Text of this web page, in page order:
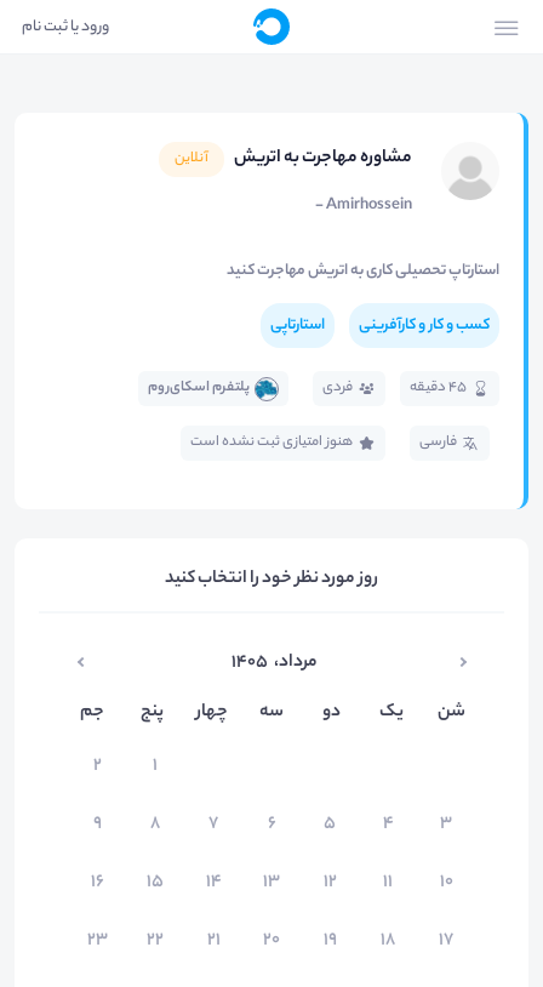
ورود یا ثبت نام
مشاوره مهاجرت به اتریش آنلاین
Amirhossein -
استارتاپ تحصیلی کاری به اتریش مهاجرت کنید
کسب و کار و کارآفرینی استارتاپی
45 دقیقه فردی پلتفرم اسکای‌روم
فارسی هنوز امتیازی ثبت نشده است
روز مورد نظر خود را انتخاب کنید
مرداد، ۱۴۰۵
شن
یک دو سه چهار پنج
جم
۱
۲
۳
۴ ۵ ۶ ۷ ۸
۹
۱۰
۱۱ ۱۲ ۱۳ ۱۴ ۱۵
۱۶
۱۷
۱۸ ۱۹ ۲۰ ۲۱ ۲۲
۲۳